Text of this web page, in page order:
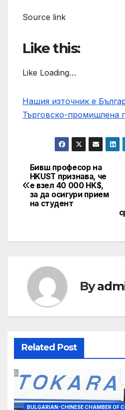
Source link
Like this:
Like Loading…
Нашия източник е
Търговско-промишлена
Post
navigation
Бивш професор на
HKUST признава, че
е взел 40 000 HK$,
за да осигури прием
на студент
By
Related Post
BULGARIAN-CHINESE CHAMBER OF